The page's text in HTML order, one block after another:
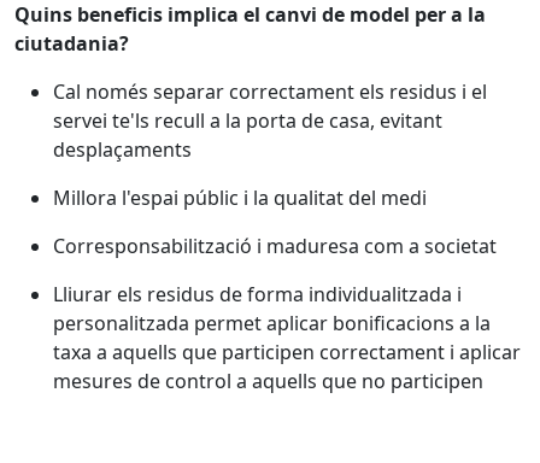
Quins beneficis implica el canvi de model per a la
ciutadania?
Cal només separar correctament els residus i el
servei te'ls recull a la porta de casa, evitant
desplaçaments
Millora l'espai públic i la qualitat del medi
Corresponsabilització i maduresa com a societat
Lliurar els residus de forma individualitzada i
personalitzada permet aplicar bonificacions a la
taxa a aquells que participen correctament i aplicar
mesures de control a aquells que no participen